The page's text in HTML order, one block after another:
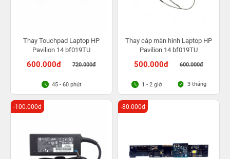
Thay Touchpad Laptop HP
Pavilion 14 bf019TU
600.000đ 720.000đ
45 - 60 phút
Thay cáp màn hình Laptop HP
Pavilion 14 bf019TU
500.000đ 600.000đ
1 - 2 giờ 3 tháng
-100.000đ -80.000đ